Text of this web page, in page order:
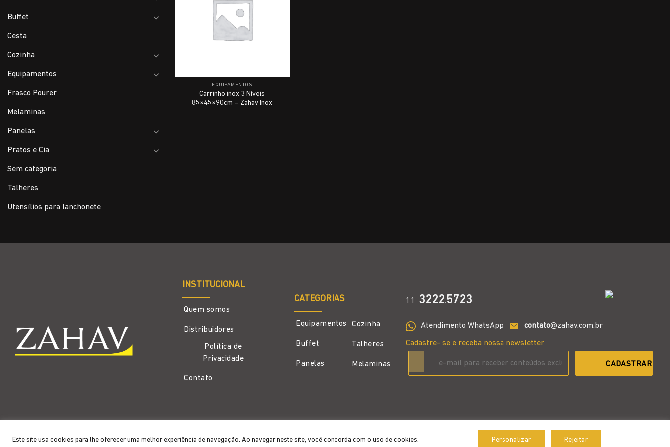
Este site usa cookies para lhe oferecer uma melhor experiência de navegação. Ao navegar neste site, você concorda com o uso de cookies. Personalizar Rejeitar
Buffet
Cesta
Cozinha
Equipamentos
Frasco Pourer
Melaminas
Panelas
Pratos e Cia
Sem categoria
Talheres
Utensílios para lanchonete
EQUIPAMENTOS
Carrinho inox 3 Níveis
85×45×90cm – Zahav Inox
INSTITUCIONAL
Quem somos
Distribuidores
Política de
Privacidade
Contato
CATEGORIAS
Equipamentos
Buffet
Panelas
Cozinha
Talheres
Melaminas
11 3222.5723
Atendimento WhatsApp contato@zahav.com.br
Cadastre- se e receba nossa newsletter
Desenvolvido por
Copyright 2026 ©Zahav- Todos os direitos reservados